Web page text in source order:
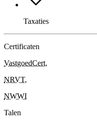
Taxaties
Certificaten
VastgoedCert,
NRVT,
NWWI
Talen